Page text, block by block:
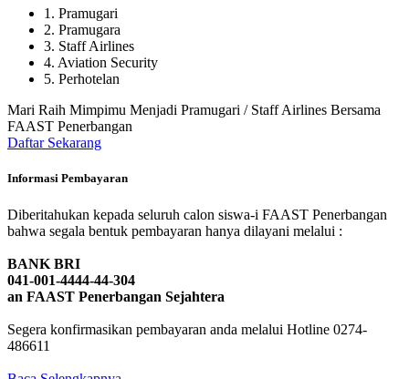
1. Pramugari
2. Pramugara
3. Staff Airlines
4. Aviation Security
5. Perhotelan
Mari Raih Mimpimu Menjadi Pramugari / Staff Airlines Bersama
FAAST Penerbangan
Daftar Sekarang
Informasi Pembayaran
Diberitahukan kepada seluruh calon siswa-i FAAST Penerbangan
bahwa segala bentuk pembayaran hanya dilayani melalui :
BANK BRI
041-001-4444-44-304
an FAAST Penerbangan Sejahtera
Segera konfirmasikan pembayaran anda melalui Hotline 0274-
486611